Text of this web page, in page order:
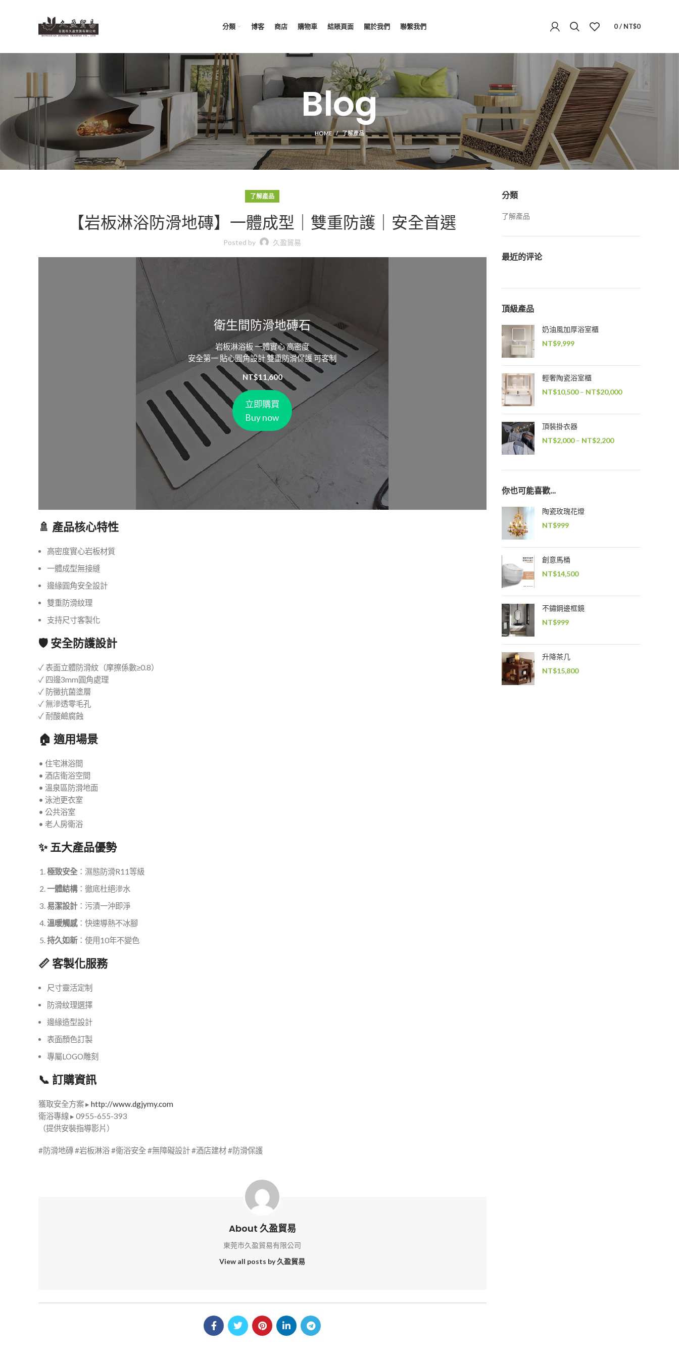
分類 博客 商店 購物車 結賬頁面 關於我們 聯繫我們 0/ NT$0
Blog
HOME 了解產品
了解產品
【岩板淋浴防滑地磚】一體成型｜雙重防護｜安全首選
Posted by 久盈貿易
衛生間防滑地磚石
岩板淋浴板 一體實心 高密度
安全第一 貼心圓角設計 雙重防滑保護 可客制
NT$11,600
立即購買
Buy now
🚿 產品核心特性
高密度實心岩板材質
一體成型無接縫
邊緣圓角安全設計
雙重防滑紋理
支持尺寸客製化
🛡️ 安全防護設計
✓ 表面立體防滑紋（摩擦係數≥0.8）
✓ 四邊3mm圓角處理
✓ 防黴抗菌塗層
✓ 無滲透零毛孔
✓ 耐酸鹼腐蝕
🏠 適用場景
• 住宅淋浴間
• 酒店衛浴空間
• 溫泉區防滑地面
• 泳池更衣室
• 公共浴室
• 老人房衛浴
✨ 五大產品優勢
極致安全：濕態防滑R11等級
一體結構：徹底杜絕滲水
易潔設計：污漬一沖即淨
溫暖觸感：快速導熱不冰腳
持久如新：使用10年不變色
📏 客製化服務
尺寸靈活定制
防滑紋理選擇
邊緣造型設計
表面顏色訂製
專屬LOGO雕刻
📞 訂購資訊
獲取安全方案 ▸ http://www.dgjymy.com
衛浴專線 ▸ 0955-655-393
（提供安裝指導影片）
#防滑地磚 #岩板淋浴 #衛浴安全 #無障礙設計 #酒店建材 #防滑保護
About 久盈貿易
東莞市久盈貿易有限公司
View all posts by 久盈貿易
分類
了解產品
最近的评论
頂級產品
奶油風加厚浴室櫃
NT$9,999
輕奢陶瓷浴室櫃
NT$10,500 – NT$20,000
頂裝掛衣器
NT$2,000 – NT$2,200
你也可能喜歡…
陶瓷玫瑰花燈
NT$999
創意馬桶
NT$14,500
不鏽鋼邊框鏡
NT$999
升降茶几
NT$15,800